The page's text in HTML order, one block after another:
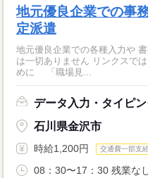
地元優良企業での事
定派遣
地元優良企業での各種入力や
は一切ありません リンクスでは ・安心してお仕事をしていただくた
めに 「職場見...
データ入力・タイピ
石川県金沢市
時給1,200円 交通費一部支
08：30〜17：30 残業な